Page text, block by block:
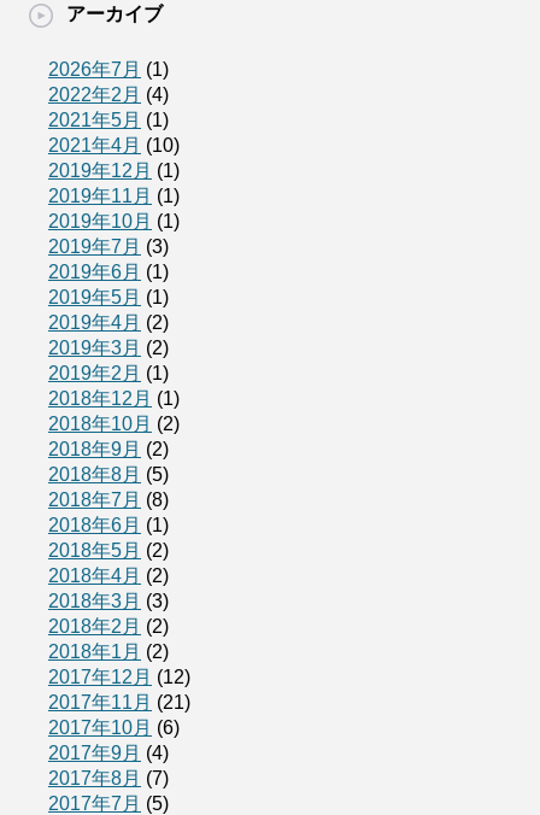
アーカイブ
2026年7月 (1)
2022年2月 (4)
2021年5月 (1)
2021年4月 (10)
2019年12月 (1)
2019年11月 (1)
2019年10月 (1)
2019年7月 (3)
2019年6月 (1)
2019年5月 (1)
2019年4月 (2)
2019年3月 (2)
2019年2月 (1)
2018年12月 (1)
2018年10月 (2)
2018年9月 (2)
2018年8月 (5)
2018年7月 (8)
2018年6月 (1)
2018年5月 (2)
2018年4月 (2)
2018年3月 (3)
2018年2月 (2)
2018年1月 (2)
2017年12月 (12)
2017年11月 (21)
2017年10月 (6)
2017年9月 (4)
2017年8月 (7)
2017年7月 (5)